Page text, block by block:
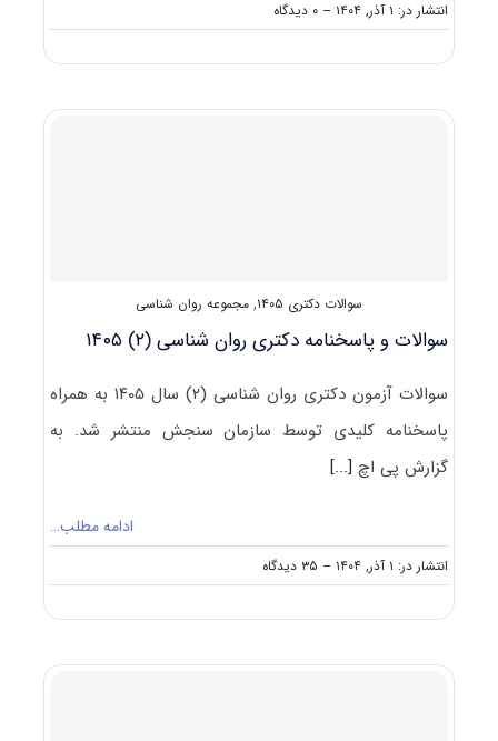
انتشار در: ۱ آذر, ۱۴۰۴ -- ۰ دیدگاه
on
سوالات
علم
سوالات دکتری ۱۴۰۵ , مجموعه روان شناسی
سوالات و پاسخنامه دکتری روان شناسی (۲) ۱۴۰۵
سوالات آزمون دکتری روان شناسی (۲) سال ۱۴۰۵ به همراه
پاسخنامه کلیدی توسط سازمان سنجش منتشر شد. به
گزارش پی اچ[...]
ادامه مطلب…
انتشار در: ۱ آذر, ۱۴۰۴ -- ۳۵ دیدگاه
on
سوالات
روان